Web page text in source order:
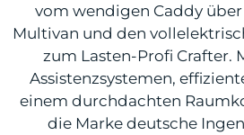
vom wendigen Caddy
Multivan und den
zum Lasten-Profi Crafter.
Assistenzsystemen,
einem durchdachten
die Marke deutsche